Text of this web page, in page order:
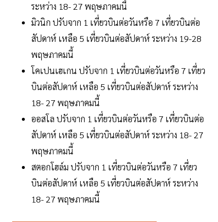
ระหว่าง 18- 27 พฤษภาคมนี้
มิวนิก ปรับจาก 1 เที่ยวบินต่อวันหรือ 7 เที่ยวบินต่อ
สัปดาห์ เหลือ 5 เที่ยวบินต่อสัปดาห์ ระหว่าง 19-28
พฤษภาคมนี้
โคเปนเฮเกน ปรับจาก 1 เที่ยวบินต่อวันหรือ 7 เที่ยว
บินต่อสัปดาห์ เหลือ 5 เที่ยวบินต่อสัปดาห์ ระหว่าง
18- 27 พฤษภาคมนี้
ออสโล ปรับจาก 1 เที่ยวบินต่อวันหรือ 7 เที่ยวบินต่อ
สัปดาห์ เหลือ 5 เที่ยวบินต่อสัปดาห์ ระหว่าง 18- 27
พฤษภาคมนี้
สตอกโฮล์ม ปรับจาก 1 เที่ยวบินต่อวันหรือ 7 เที่ยว
บินต่อสัปดาห์ เหลือ 5 เที่ยวบินต่อสัปดาห์ ระหว่าง
18- 27 พฤษภาคมนี้